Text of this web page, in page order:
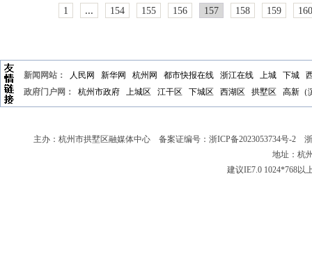
1 ... 154 155 156 157 158 159 160
新闻网站： 人民网 新华网 杭州网 都市快报在线 浙江在线 上城 下城
政府门户网：
杭州市政府 上城区 江干区 下城区 西湖区 拱墅区 高新（
主办：杭州市拱墅区融媒体中心 备案证编号： 浙ICP备2023053734号-2 浙
地址：杭
建议IE7.0 1024*768